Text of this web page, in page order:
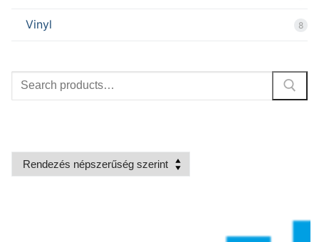
Vinyl 8
Search
for: